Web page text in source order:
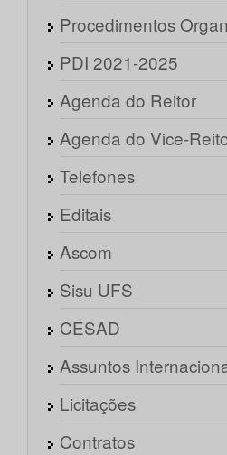
Procedimentos
PDI 2021-2025
Agenda do Reitor
Agenda do Vice-
Telefones
Editais
Ascom
Sisu UFS
CESAD
Assuntos
Licitações
Contratos